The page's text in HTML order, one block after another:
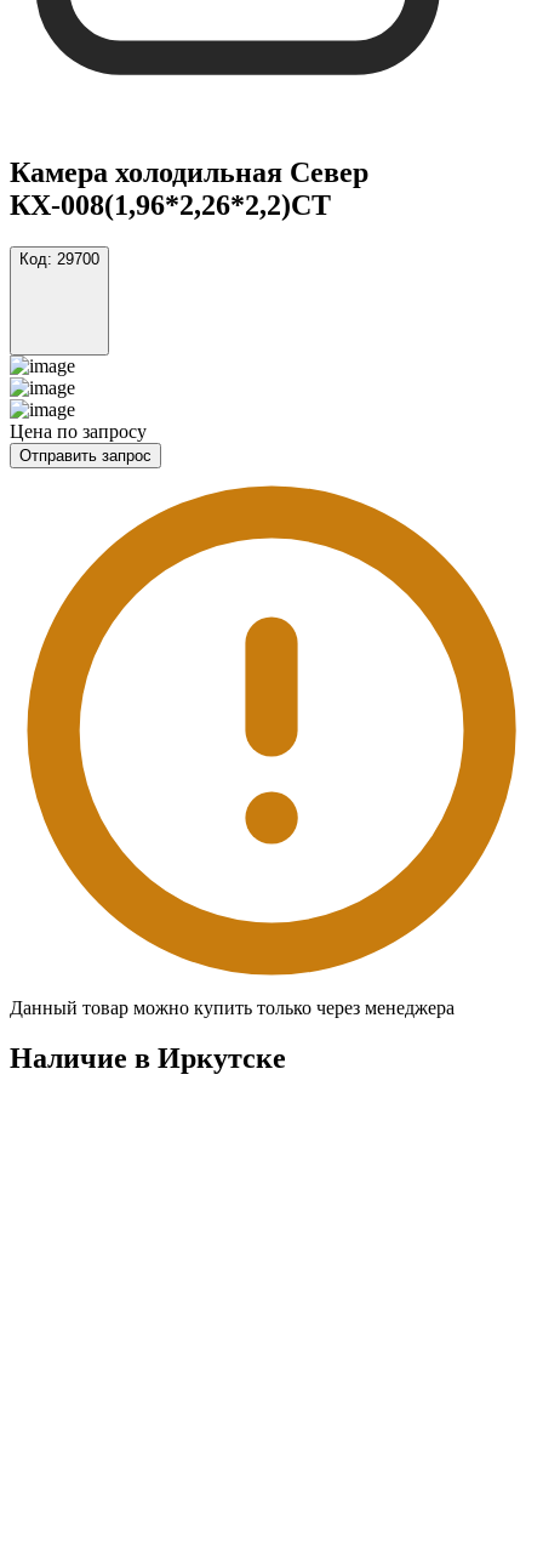
Камера холодильная Север
КХ-008(1,96*2,26*2,2)СТ
Код: 29700
Цена по запросу
Отправить запрос
Данный товар можно купить только через менеджера
Наличие в Иркутскe